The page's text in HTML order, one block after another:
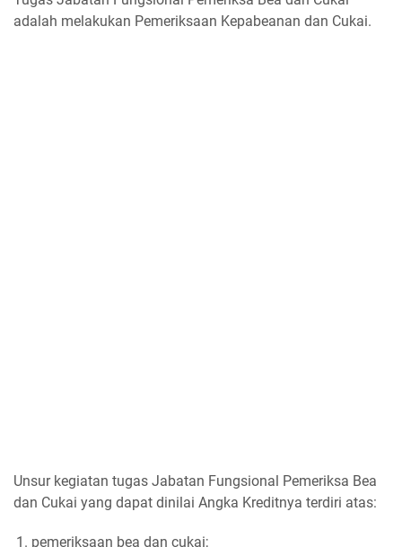
adalah melakukan Pemeriksaan Kepabeanan dan Cukai.
Unsur kegiatan tugas Jabatan Fungsional Pemeriksa Bea
dan Cukai yang dapat dinilai Angka Kreditnya terdiri atas:
pemeriksaan bea dan cukai;